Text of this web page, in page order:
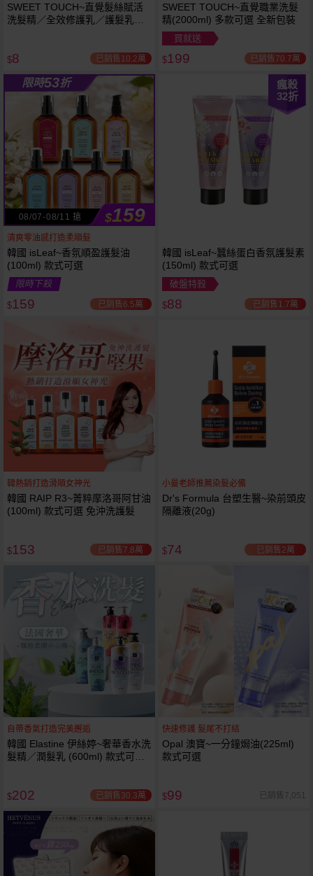
SWEET TOUCH~直覺髮絲賦活
洗髮精／全效修護乳／護髮乳／
$8 已銷售10.2萬
SWEET TOUCH~直覺職業洗髮
精(2000ml) 多款可選 全新包裝
買就送
$199 已銷售70.7萬
限時53折
08/07-08/11 搶 $159
清爽零油感打造柔順髮
韓國 isLeaf~香氛順盈護髮油
(100ml) 款式可選
限時下殺
$159 已銷售6.5萬
瘋殺
32折
韓國 isLeaf~蠶絲蛋白香氛護髮素
(150ml) 款式可選
破盤特殺
$88 已銷售1.7萬
韓熱銷打造滑順女神光
韓國 RAIP R3~菁粹摩洛哥阿甘油
(100ml) 款式可選 免沖洗護髮
$153 已銷售7.8萬
小曼老師推薦染髮必備
Dr's Formula 台塑生醫~染前頭皮
隔離液(20g)
$74 已銷售2萬
自帶香氣打造完美邂逅
韓國 Elastine 伊絲婷~奢華香水洗
髮精／潤髮乳 (600ml) 款式可選
$202 已銷售30.3萬
快速修護 髮尾不打結
Opal 澳寶~一分鐘焗油(225ml)
款式可選
$99 已銷售7,051